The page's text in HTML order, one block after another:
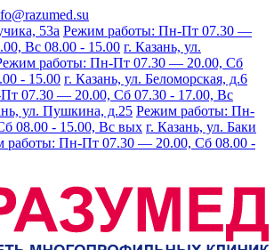
53а Режим работы: Пн-Пт 07.30 —
Вс 08.00 - 15.00 г. Казань, ул.
работы: Пн-Пт 07.30 — 20.00, Сб
- 15.00 г. Казань, ул. Беломорская, д.6
07.30 — 20.00, Сб 07.30 - 17.00, Вс
ул. Пушкина, д.25 Режим работы: Пн-
08.00 - 15.00, Вс вых г. Казань, ул. Баки
работы: Пн-Пт 07.30 — 20.00, Сб 08.00 -